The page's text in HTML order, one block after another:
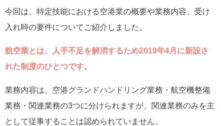
今回は、特定技能における空港業の概要や業務内容、受け
入れ時の要件についてご紹介しました。
航空業とは、人手不足を解消するため2019年4月に新設さ
れた制度のひとつです。
業務内容は、空港グランドハンドリング業務・航空機整備
業務・関連業務の3つに分けられますが、関連業務のみを主
として従事することは認められていません。